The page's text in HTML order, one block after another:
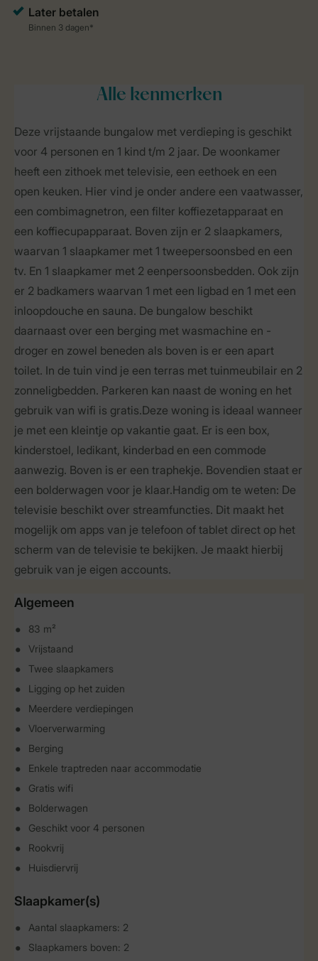
Alle kenmerken
Deze vrijstaande bungalow met verdieping is geschikt
voor 4 personen en 1 kind t/m 2 jaar. De woonkamer
heeft een zithoek met televisie, een eethoek en een
open keuken. Hier vind je onder andere een vaatwasser,
een combimagnetron, een filter koffiezetapparaat en
een koffiecupapparaat. Boven zijn er 2 slaapkamers,
waarvan 1 slaapkamer met 1 tweepersoonsbed en een
tv. En 1 slaapkamer met 2 eenpersoonsbedden. Ook zijn
er 2 badkamers waarvan 1 met een ligbad en 1 met een
inloopdouche en sauna. De bungalow beschikt
daarnaast over een berging met wasmachine en -
droger en zowel beneden als boven is er een apart
toilet. In de tuin vind je een terras met tuinmeubilair en 2
zonneligbedden. Parkeren kan naast de woning en het
gebruik van wifi is gratis.Deze woning is ideaal wanneer
je met een kleintje op vakantie gaat. Er is een box,
kinderstoel, ledikant, kinderbad en een commode
aanwezig. Boven is er een traphekje. Bovendien staat er
een bolderwagen voor je klaar.Handig om te weten: De
televisie beschikt over streamfuncties. Dit maakt het
mogelijk om apps van je telefoon of tablet direct op het
scherm van de televisie te bekijken. Je maakt hierbij
gebruik van je eigen accounts.
Algemeen
83 m²
Vrijstaand
Twee slaapkamers
Ligging op het zuiden
Meerdere verdiepingen
Vloerverwarming
Berging
Enkele traptreden naar accommodatie
Gratis wifi
Bolderwagen
Geschikt voor 4 personen
Rookvrij
Huisdiervrij
Slaapkamer(s)
Aantal slaapkamers: 2
Slaapkamers boven: 2